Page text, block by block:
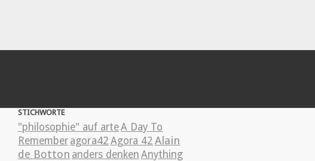
STICHWORTE
"philosophie" auf arteA Day To
Remember agora42 Agora 42 Alain
de Botton anders denken Anything